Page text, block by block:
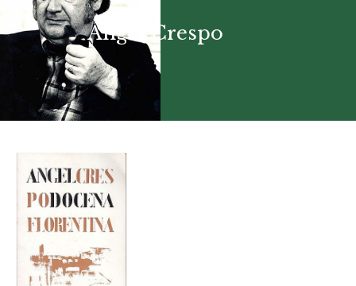
Ángel Crespo